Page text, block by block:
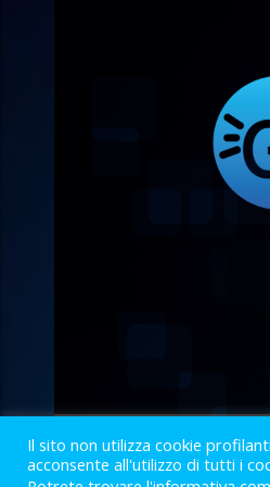
Il sito non utilizza cookie
acconsente all'utilizzo di tutti i